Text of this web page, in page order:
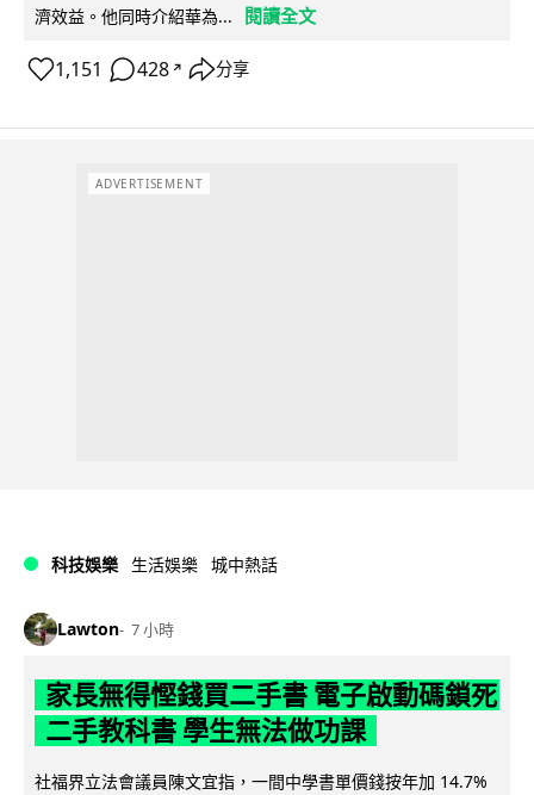
濟效益。他同時介紹華為...
閱讀全文
1,151 428 ↗ 分享
ADVERTISEMENT
科技娛樂 生活娛樂 城中熱話
Lawton 7 小時
家長無得慳錢買二手書 電子啟動碼鎖死
二手教科書 學生無法做功課
社福界立法會議員陳文宜指，一間中學書單價錢按年加 14.7%